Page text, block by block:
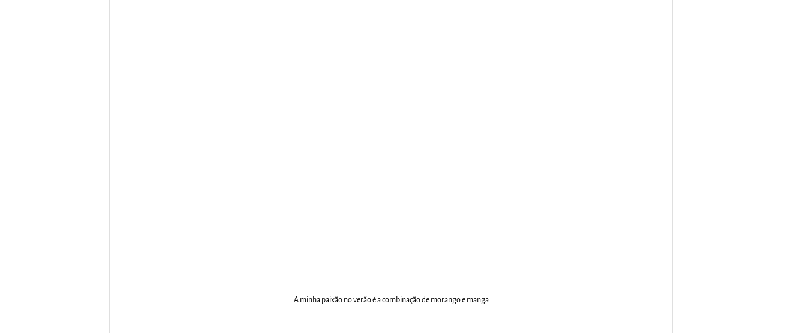
A minha paixão no verão é a combinação de morango e manga